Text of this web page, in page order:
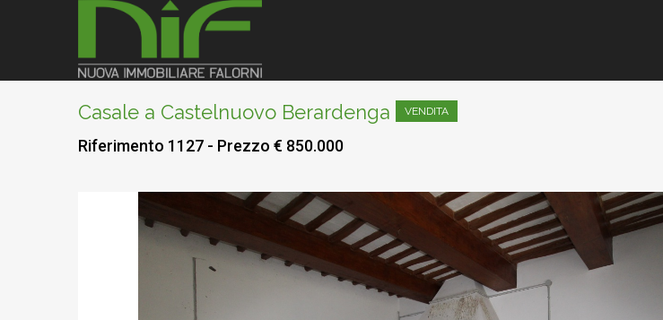
Casale a Castelnuovo Berardenga VENDITA
Riferimento 1127 - Prezzo € 850.000